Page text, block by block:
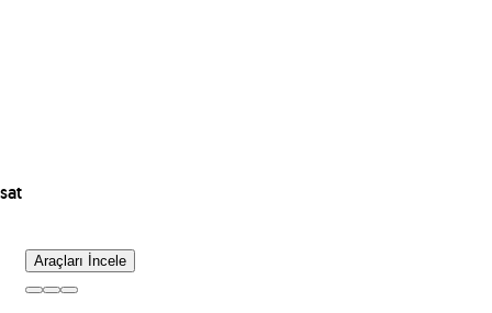
Araçları İncele